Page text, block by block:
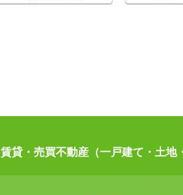
賃貸・売買不動産（一戸建て・土地